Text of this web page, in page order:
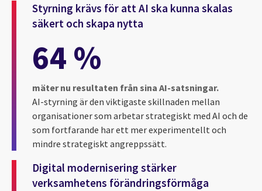
Styrning krävs för att AI ska kunna skalas
säkert och skapa nytta
64 %
mäter nu resultaten från sina AI-satsningar.
AI-styrning är den viktigaste skillnaden mellan
organisationer som arbetar strategiskt med AI och de
som fortfarande har ett mer experimentellt och
mindre strategiskt angreppssätt.
Digital modernisering stärker
verksamhetens förändringsförmåga